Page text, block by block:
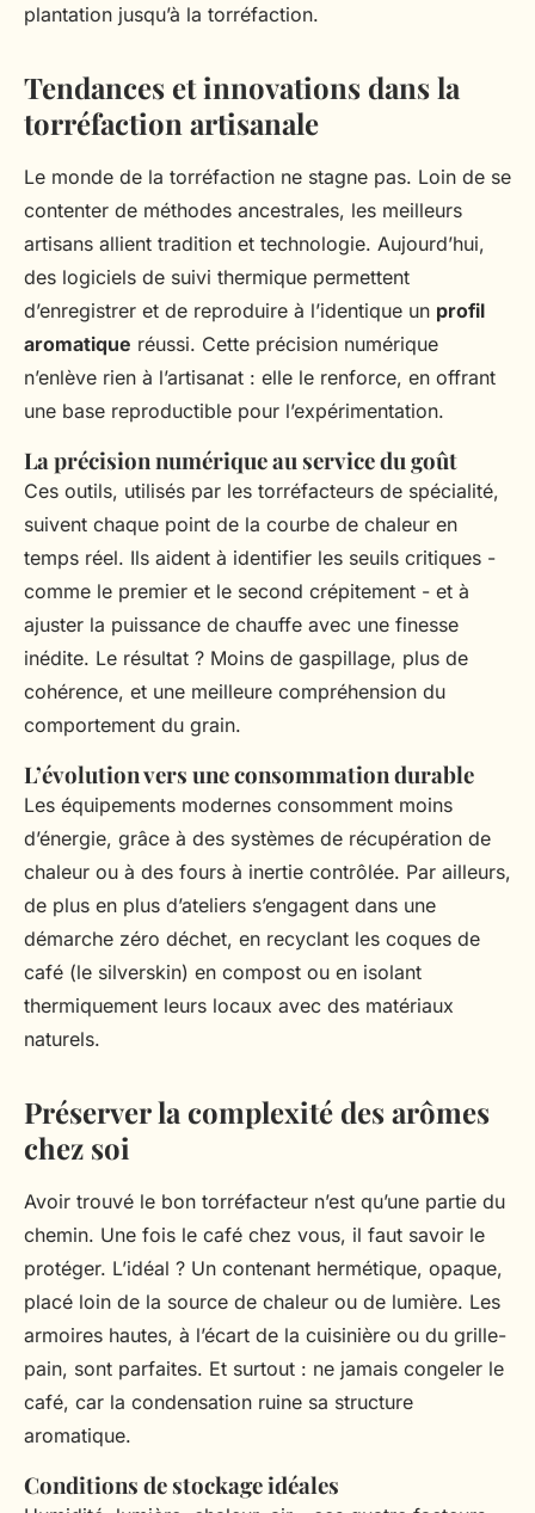
plantation jusqu’à la torréfaction.
Tendances et innovations dans la
torréfaction artisanale
Le monde de la torréfaction ne stagne pas. Loin de se
contenter de méthodes ancestrales, les meilleurs
artisans allient tradition et technologie. Aujourd’hui,
des logiciels de suivi thermique permettent
d’enregistrer et de reproduire à l’identique un profil
aromatique réussi. Cette précision numérique
n’enlève rien à l’artisanat : elle le renforce, en offrant
une base reproductible pour l’expérimentation.
La précision numérique au service du goût
Ces outils, utilisés par les torréfacteurs de spécialité,
suivent chaque point de la courbe de chaleur en
temps réel. Ils aident à identifier les seuils critiques -
comme le premier et le second crépitement - et à
ajuster la puissance de chauffe avec une finesse
inédite. Le résultat ? Moins de gaspillage, plus de
cohérence, et une meilleure compréhension du
comportement du grain.
L’évolution vers une consommation durable
Les équipements modernes consomment moins
d’énergie, grâce à des systèmes de récupération de
chaleur ou à des fours à inertie contrôlée. Par ailleurs,
de plus en plus d’ateliers s’engagent dans une
démarche zéro déchet, en recyclant les coques de
café (le silverskin) en compost ou en isolant
thermiquement leurs locaux avec des matériaux
naturels.
Préserver la complexité des arômes
chez soi
Avoir trouvé le bon torréfacteur n’est qu’une partie du
chemin. Une fois le café chez vous, il faut savoir le
protéger. L’idéal ? Un contenant hermétique, opaque,
placé loin de la source de chaleur ou de lumière. Les
armoires hautes, à l’écart de la cuisinière ou du grille-
pain, sont parfaites. Et surtout : ne jamais congeler le
café, car la condensation ruine sa structure
aromatique.
Conditions de stockage idéales